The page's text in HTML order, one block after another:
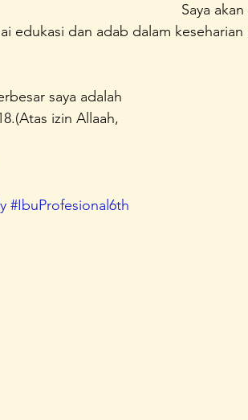
Saya
edukasi dan adab dalam
saya adalah
izin Allaah,
#IbuProfesional6th